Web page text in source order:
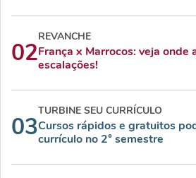
02
REVANCHE
França x Marrocos: veja onde
escalações!
03
TURBINE SEU CURRÍCULO
Cursos rápidos e gratuitos
currículo no 2° semestre